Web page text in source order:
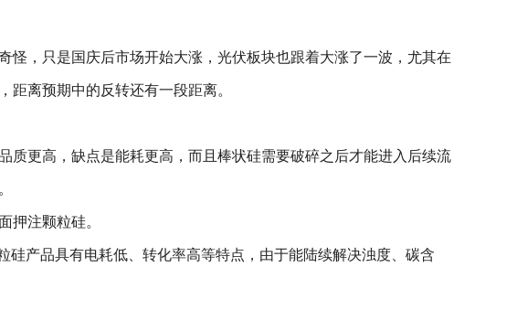
，只是国庆后市场开始大涨，光伏板块也跟着大涨了一波，尤其在
离预期中的反转还有一段距离。
更高，缺点是能耗更高，而且棒状硅需要破碎之后才能进入后续流
押注颗粒硅。
产品具有电耗低、转化率高等特点，由于能陆续解决浊度、碳含